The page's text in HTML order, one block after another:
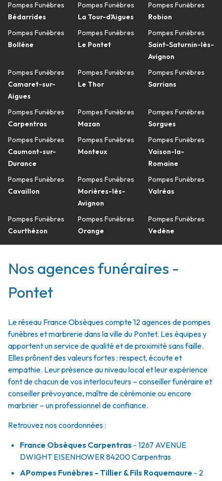
Pompes Funèbres
Bédarrides
Pompes Funèbres
Bollène
Pompes Funèbres
Camaret-sur-
Aigues
Pompes Funèbres
Carpentras
Pompes Funèbres
Caumont-sur-
Durance
Pompes Funèbres
Cavaillon
Pompes Funèbres
Courthézon
Pompes Funèbres
La Tour-d'Aigues
Pompes Funèbres
Le Pontet
Pompes Funèbres
Le Thor
Pompes Funèbres
Mazan
Pompes Funèbres
Monteux
Pompes Funèbres
Morières-lès-
Avignon
Pompes Funèbres
Orange
Pompes Funèbres
Robion
Pompes Funèbres
Saint-Saturnin-lès-
Avignon
Pompes Funèbres
Sarrians
Pompes Funèbres
Sorgues
Pompes Funèbres
Vaison-la-
Romaine
Pompes Funèbres
Valréas
Pompes Funèbres
Vedène
Nos agences funéraires -
Pontet
Le réseau France Obsèques compte 12 agences de pompes
funèbres et marbrerie dans la ville du Pontet. Les équipes y
apportent un service de qualité et de proximité sans faille.
Elles prônent des valeurs fortes : respect, écoute et
empathie. Leur présence au niveau local et leur expérience
font de chacun de vos interlocuteurs – conseiller funéraire et
conseiller prévoyance, maître de cérémonie ou encore
marbrier – un professionnel de confiance.
Retrouvez nos coordonnées :
France Obsèques Carpentras - 1267 AVENUE
DWIGHT EISENHOWER84200Carpentras
APompes Funèbres - Tillier & Fils Roquemaure - 2